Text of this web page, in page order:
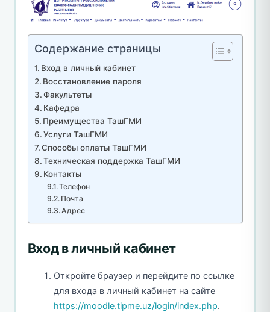
Содержание страницы
Вход в личный кабинет
Восстановление пароля
Факультеты
Кафедра
Преимущества ТашГМИ
Услуги ТашГМИ
Способы оплаты ТашГМИ
Техническая поддержка ТашГМИ
Контакты
Телефон
Почта
Адрес
Вход в личный кабинет
Откройте браузер и перейдите по ссылке
для входа в личный кабинет на сайте
https://moodle.tipme.uz/login/index.php.